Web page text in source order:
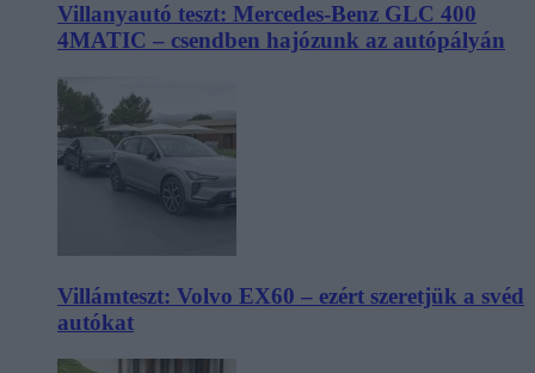
Villanyautó teszt: Mercedes-Benz GLC 400
4MATIC – csendben hajózunk az autópályán
Villámteszt: Volvo EX60 – ezért szeretjük a svéd
autókat